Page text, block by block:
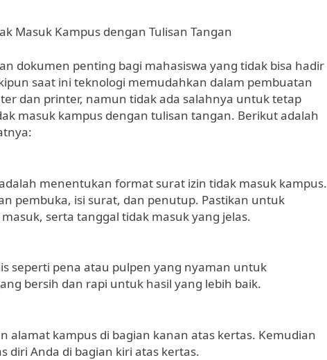
Masuk Kampus dengan Tulisan Tangan
dokumen penting bagi mahasiswa yang tidak bisa hadir
saat ini teknologi memudahkan dalam pembuatan
dan printer, namun tidak ada salahnya untuk tetap
masuk kampus dengan tulisan tangan. Berikut adalah
menentukan format surat izin tidak masuk kampus.
pembuka, isi surat, dan penutup. Pastikan untuk
serta tanggal tidak masuk yang jelas.
seperti pena atau pulpen yang nyaman untuk
bersih dan rapi untuk hasil yang lebih baik.
alamat kampus di bagian kanan atas kertas. Kemudian
Anda di bagian kiri atas kertas.